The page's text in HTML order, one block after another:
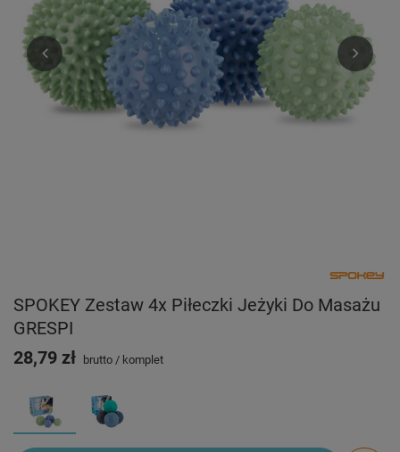
SPOKEY Zestaw 4x Piłeczki Jeżyki Do Masażu
GRESPI
28,79 zł
brutto / komplet